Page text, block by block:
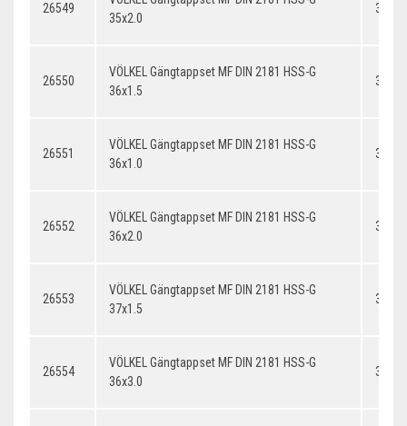
26549
35x2.0
26550
VÖLKEL Gängtappset MF DIN 2181 HSS-G
36x1.5
26551
VÖLKEL Gängtappset MF DIN 2181 HSS-G
36x1.0
26552
VÖLKEL Gängtappset MF DIN 2181 HSS-G
36x2.0
26553
VÖLKEL Gängtappset MF DIN 2181 HSS-G
37x1.5
26554
VÖLKEL Gängtappset MF DIN 2181 HSS-G
36x3.0